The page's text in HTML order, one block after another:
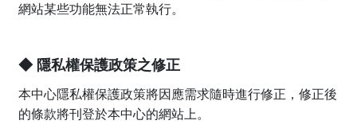
網站某些功能無法正常執行。
◆ 隱私權保護政策之修正
本中心隱私權保護政策將因應需求隨時進行修正，修正後
的條款將刊登於本中心的網站上。